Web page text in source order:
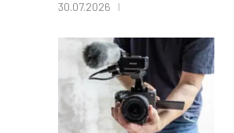
30.07.2026